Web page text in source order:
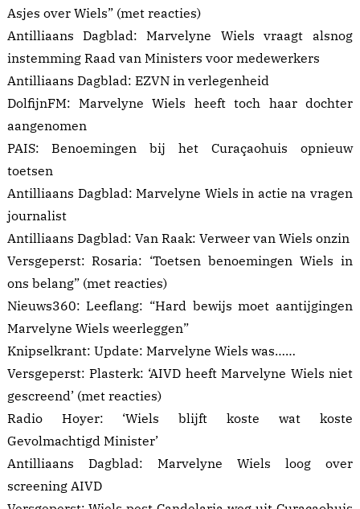
Asjes over Wiels” (met reacties)
Antilliaans Dagblad: Marvelyne Wiels vraagt alsnog
instemming Raad van Ministers voor medewerkers
Antilliaans Dagblad: EZVN in verlegenheid
DolfijnFM: Marvelyne Wiels heeft toch haar dochter
aangenomen
PAIS: Benoemingen bij het Curaçaohuis opnieuw
toetsen
Antilliaans Dagblad: Marvelyne Wiels in actie na vragen
journalist
Antilliaans Dagblad: Van Raak: Verweer van Wiels onzin
Versgeperst: Rosaria: ‘Toetsen benoemingen Wiels in
ons belang” (met reacties)
Nieuws360: Leeflang: “Hard bewijs moet aantijgingen
Marvelyne Wiels weerleggen”
Knipselkrant: Update: Marvelyne Wiels was……
Versgeperst: Plasterk: ‘AIVD heeft Marvelyne Wiels niet
gescreend’ (met reacties)
Radio Hoyer: ‘Wiels blijft koste wat koste
Gevolmachtigd Minister’
Antilliaans Dagblad: Marvelyne Wiels loog over
screening AIVD